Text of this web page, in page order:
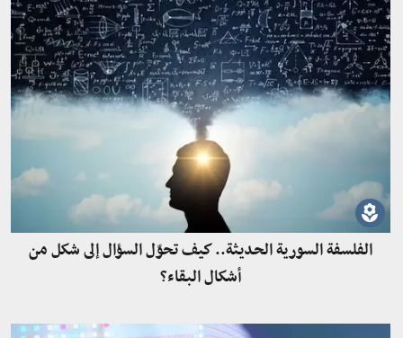
الفلسفة السورية الحديثة.. كيف تحوّل السؤال إلى شكل من
أشكال البقاء؟